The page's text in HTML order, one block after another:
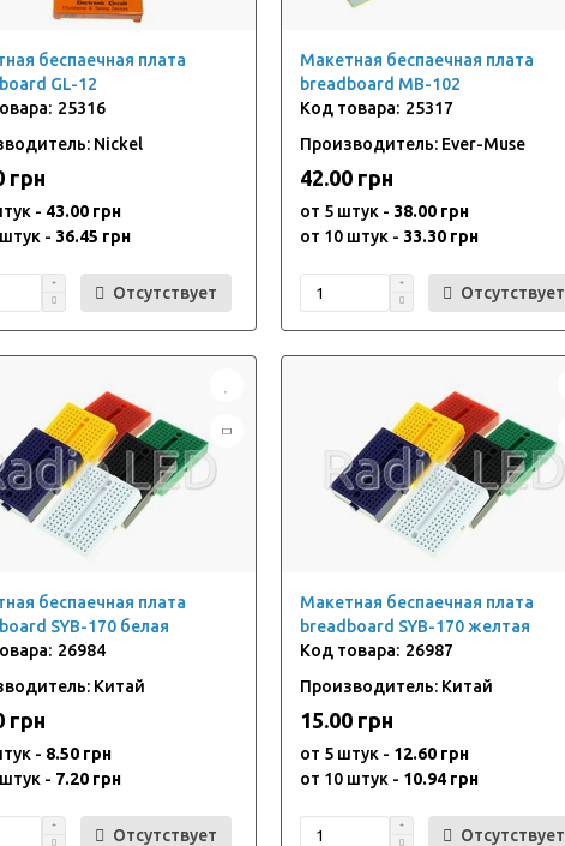
беспаечная плата
GL-12
25316
Nickel
грн
- 43.00 грн
- 36.45 грн
Отсутствует
Макетная беспаечная плата
breadboard MB-102
25317
Производитель: Ever-Muse
42.00 грн
от 5 штук - 38.00 грн
от 10 штук - 33.30 грн
Отсутствует
беспаечная плата
SYB-170 белая
26984
Китай
грн
- 8.50 грн
- 7.20 грн
Отсутствует
Макетная беспаечная плата
breadboard SYB-170 желтая
26987
Производитель: Китай
15.00 грн
от 5 штук - 12.60 грн
от 10 штук - 10.94 грн
Отсутствует